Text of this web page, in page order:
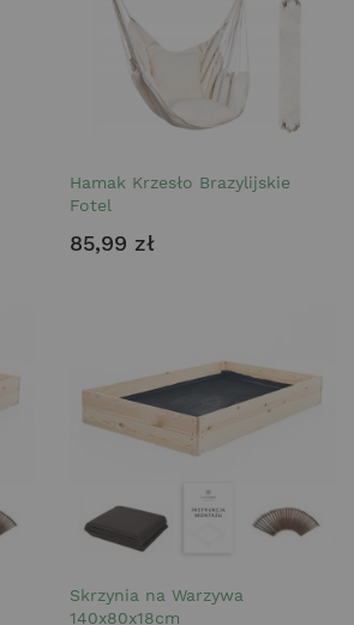
Hamak Krzesło Brazylijskie
Fotel
85,99 zł
Skrzynia na Warzywa
140x80x18cm